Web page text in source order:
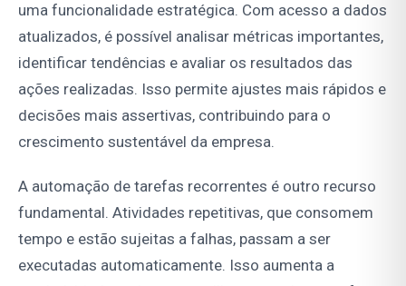
uma funcionalidade estratégica. Com acesso a dados
atualizados, é possível analisar métricas importantes,
identificar tendências e avaliar os resultados das
ações realizadas. Isso permite ajustes mais rápidos e
decisões mais assertivas, contribuindo para o
crescimento sustentável da empresa.
A automação de tarefas recorrentes é outro recurso
fundamental. Atividades repetitivas, que consomem
tempo e estão sujeitas a falhas, passam a ser
executadas automaticamente. Isso aumenta a